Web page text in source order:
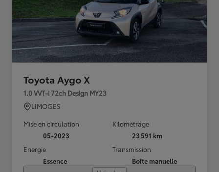
Toyota Aygo X
1.0 VVT-i 72ch Design MY23
LIMOGES
Mise en circulation
05-2023
Kilométrage
23 591 km
Energie
Essence
Transmission
Boîte manuelle